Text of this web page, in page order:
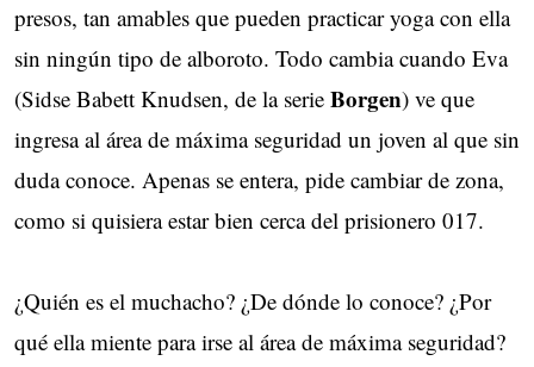
presos, tan amables que pueden practicar yoga con ella
sin ningún tipo de alboroto. Todo cambia cuando Eva
(Sidse Babett Knudsen, de la serie Borgen) ve que
ingresa al área de máxima seguridad un joven al que sin
duda conoce. Apenas se entera, pide cambiar de zona,
como si quisiera estar bien cerca del prisionero 017.
¿Quién es el muchacho? ¿De dónde lo conoce? ¿Por
qué ella miente para irse al área de máxima seguridad?